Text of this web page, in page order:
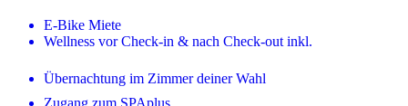
E-Bike Miete
Wellness vor Check-in & nach Check-out inkl.
Übernachtung im Zimmer deiner Wahl
Zugang zum SPAplus